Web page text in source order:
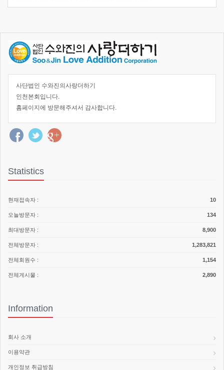
사단법인 수와진의사랑더하기
인천본회입니다.
홈페이지에 방문해주셔서 감사합니다.
Statistics
현재접속자 : 10
오늘방문자 : 134
최대방문자 : 8,900
전체방문자 : 1,283,821
전체회원수 : 1,154
전체게시물 : 2,890
Information
회사 소개
이용약관
개인정보 취급방침